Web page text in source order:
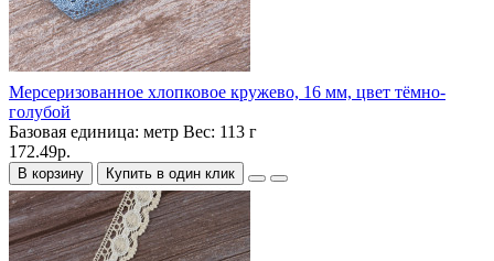
Мерсеризованное хлопковое кружево, 16 мм, цвет тёмно-
голубой
Базовая единица: метр Вес: 113 г
172.49р.
В корзину Купить в один клик